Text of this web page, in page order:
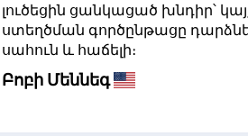
լուծեցին ցանկացած խնդիր՝
ստեղծման գործընթացը
սահուն և հաճելի։
Բոբի Մեննեգ